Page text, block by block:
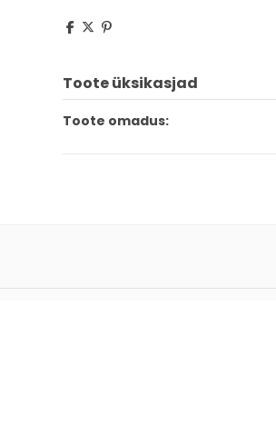
Toote üksikasjad
Toote omadus: